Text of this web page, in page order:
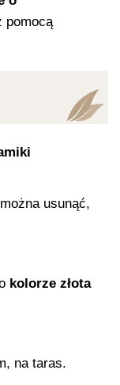
pomocą
usunąć,
kolorze złota
na taras.